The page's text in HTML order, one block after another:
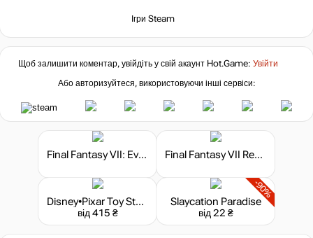
Ігри Steam
hotgame
2238 ₴
Market
не в наявності
не в наявності
Щоб залишити коментар, увійдіть у свій акаунт Hot.Game: Увійти
Або авторизуйтеся, використовуючи інші сервіси:
Final Fantasy VII: Ever Crisis Final Fantasy VII Remake Deluxe Edition
Disney•Pixar Toy Story 3
від 415 ₴
-90%
Slaycation Paradise
від 22 ₴